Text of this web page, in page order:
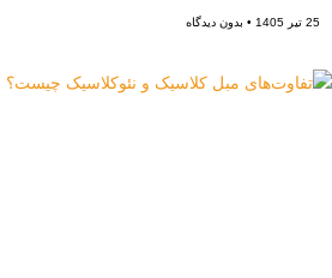
25 تیر 1405 بدون دیدگاه